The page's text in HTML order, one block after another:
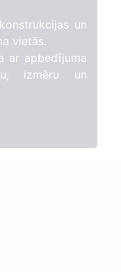
un
vietās.
ar apbedījuma
izmēru un